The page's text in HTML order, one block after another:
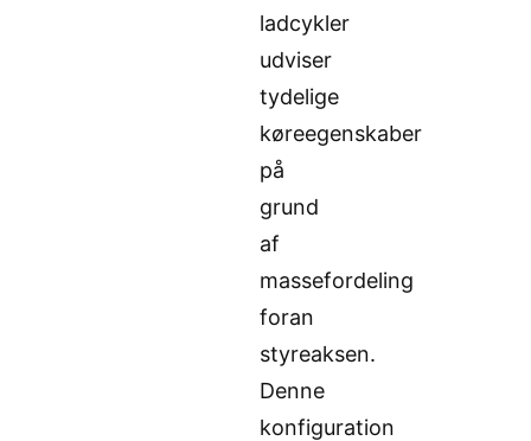
ladcykler
udviser
tydelige
køreegenskaber
på
grund
af
massefordeling
foran
styreaksen.
Denne
konfiguration